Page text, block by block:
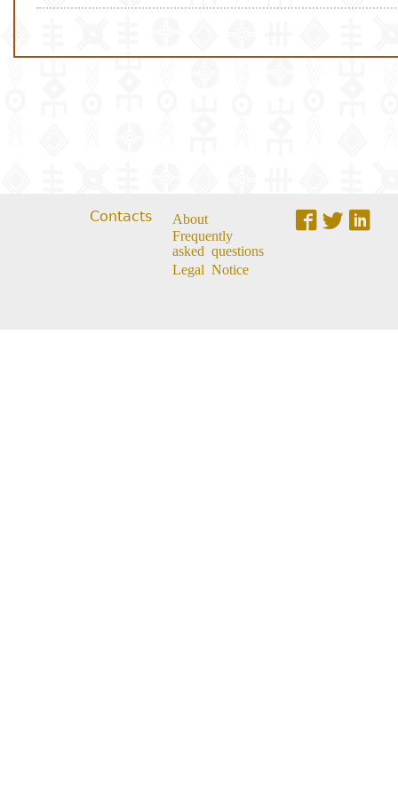
Contacts
About
Frequently
asked questions
Legal Notice